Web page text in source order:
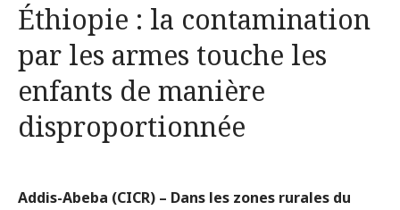
Éthiopie : la contamination
par les armes touche les
enfants de manière
disproportionnée
Addis-Abeba (CICR) – Dans les zones rurales du